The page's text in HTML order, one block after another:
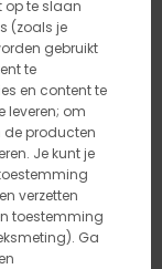
te slaan
(zoals je
gebruikt
te
en content te
leveren; om
de producten
Je kunt je
verzetten
toestemming
Ga
en